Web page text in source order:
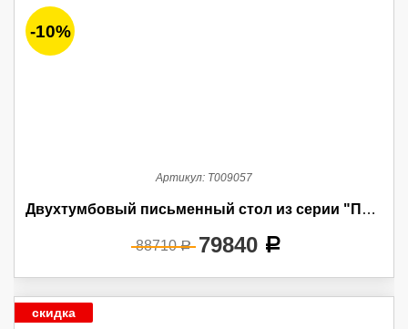
-10%
Артикул: Т009057
Двухтумбовый письменный стол из серии "Пальма"
88710a 79840 a
скидка